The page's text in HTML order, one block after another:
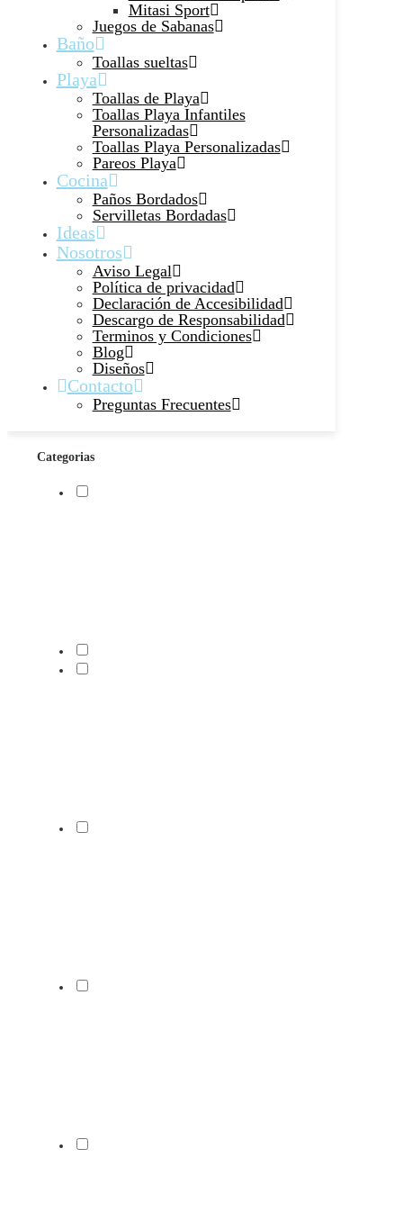
Mitasi Sport
Juegos de Sabanas
Baño
Toallas sueltas
Playa
Toallas de Playa
Toallas Playa Infantiles
Personalizadas
Toallas Playa Personalizadas
Pareos Playa
Cocina
Paños Bordados
Servilletas Bordadas
Ideas
Nosotros
Aviso Legal
Política de privacidad
Declaración de Accesibilidad
Descargo de Responsabilidad
Terminos y Condiciones
Blog
Diseños
Contacto
Preguntas Frecuentes
Categorias